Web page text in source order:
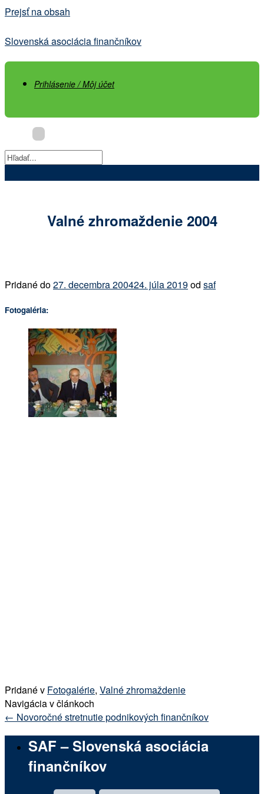
Prejsť na obsah
Slovenská asociácia finančníkov
Prihlásenie / Môj účet
Valné zhromaždenie 2004
Pridané do27. decembra 200424. júla 2019od saf
Fotogaléria:
Pridané v Fotogalérie, Valné zhromaždenie
Navigácia v článkoch
← Novoročné stretnutie podnikových finančníkov
SAF – Slovenská asociácia
finančníkov